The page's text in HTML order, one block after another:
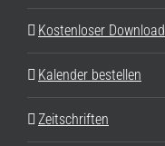
Kostenloser Download
Kalender bestellen
Zeitschriften